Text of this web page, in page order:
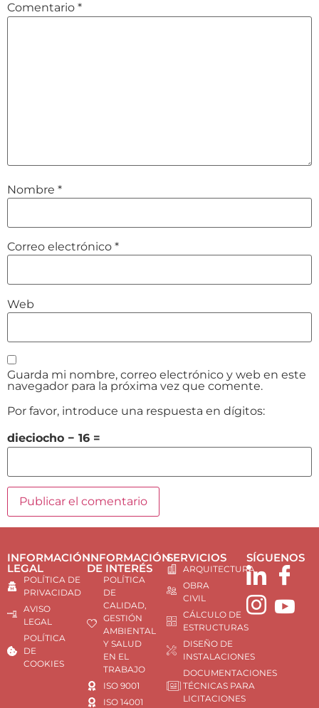
Comentario *
Nombre *
Correo electrónico *
Web
Guarda mi nombre, correo electrónico y web en este
navegador para la próxima vez que comente.
Por favor, introduce una respuesta en dígitos:
dieciocho − 16 =
INFORMACIÓN
LEGAL
POLÍTICA DE
PRIVACIDAD
AVISO
LEGAL
POLÍTICA
DE
COOKIES
INFORMACIÓN
DE INTERÉS
POLÍTICA
DE
CALIDAD,
GESTIÓN
AMBIENTAL
Y SALUD
EN EL
TRABAJO
ISO 9001
ISO 14001
SERVICIOS
ARQUITECTURA
OBRA
CIVIL
CÁLCULO DE
ESTRUCTURAS
DISEÑO DE
INSTALACIONES
DOCUMENTACIONES
TÉCNICAS PARA
LICITACIONES
SÍGUENOS